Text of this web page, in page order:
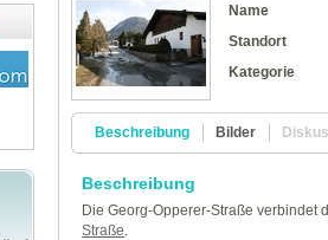
Name
Standort
Kategorie
Beschreibung Bilder
Beschreibung
Die Georg-Opperer-Straße verbindet
Straße